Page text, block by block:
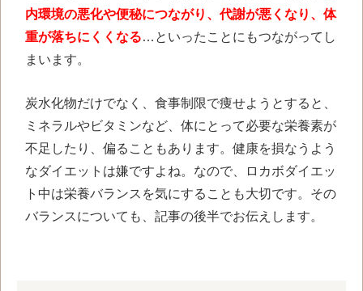
内環境の悪化や便秘につながり、代謝が悪くなり、体
重が落ちにくくなる…といったことにもつながってし
まいます。
炭水化物だけでなく、食事制限で痩せようとすると、
ミネラルやビタミンなど、体にとって必要な栄養素が
不足したり、偏ることもあります。健康を損なうよう
なダイエットは嫌ですよね。なので、ロカボダイエッ
ト中は栄養バランスを気にすることも大切です。その
バランスについても、記事の後半でお伝えします。